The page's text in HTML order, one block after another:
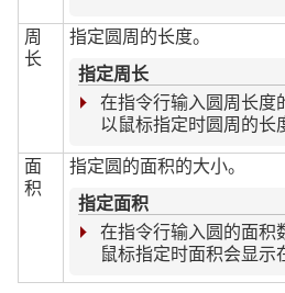
周
长
指定圆周的长度。
指定周长
在指令行输入圆周长度
以鼠标指定时圆周的长
面
积
指定圆的面积的大小。
指定面积
在指令行输入圆的面积
鼠标指定时面积会显示